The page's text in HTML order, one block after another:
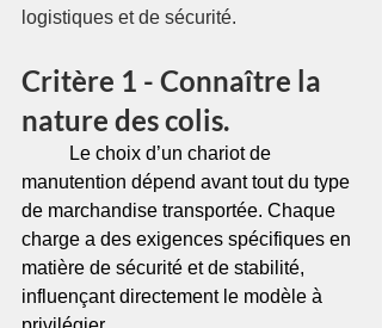
logistiques et de sécurité.
Critère 1 - Connaître la
nature des colis.
manutention dépend avant tout du type
de marchandise transportée. Chaque
charge a des exigences spécifiques en
matière de sécurité et de stabilité,
influençant directement le modèle à